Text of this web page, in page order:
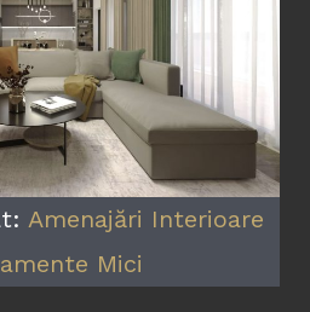
Amenajări Interioare
Mici